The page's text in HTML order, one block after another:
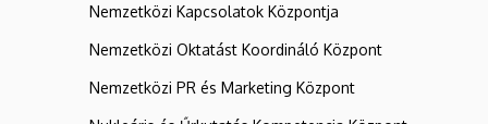
Nemzetközi Kapcsolatok Központja
Nemzetközi Oktatást Koordináló Központ
Nemzetközi PR és Marketing Központ